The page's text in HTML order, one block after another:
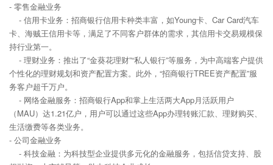
- 零售金融业务
- 信用卡业务：招商银行信用卡种类丰富，如Young卡、Car Card汽车
卡、海贼王信用卡等，满足了不同客户群体的需求，其信用卡交易规模保
持行业第一。
- 理财业务：推出了“金葵花理财”“私人银行”等服务，为中高端客户提供
个性化的理财规划和资产配置方案。此外，“招商银行TREE资产配置”服
务客户超千万户。
- 网络金融服务：招商银行App和掌上生活两大App月活跃用户
（MAU）达1.21亿户，用户可以通过这些App办理转账汇款、理财购买、
生活缴费等各类业务。
- 公司金融业务
- 科技金融：为科技型企业提供多元化的金融服务，包括信贷支持、股